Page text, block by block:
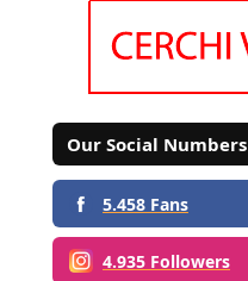
Our Social Numbers
5.458 Fans
4.935 Followers